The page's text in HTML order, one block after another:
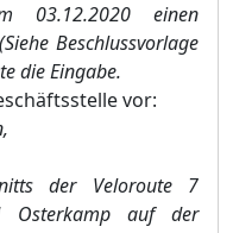
03.12.2020 einen
Beschlussvorlage
die Eingabe.
vor:
der Veloroute 7
Osterkamp auf der